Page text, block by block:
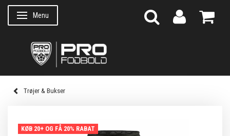
Skifte navigation
Menu
Trøjer & Bukser
KØB 20+ OG FÅ 20% RABAT